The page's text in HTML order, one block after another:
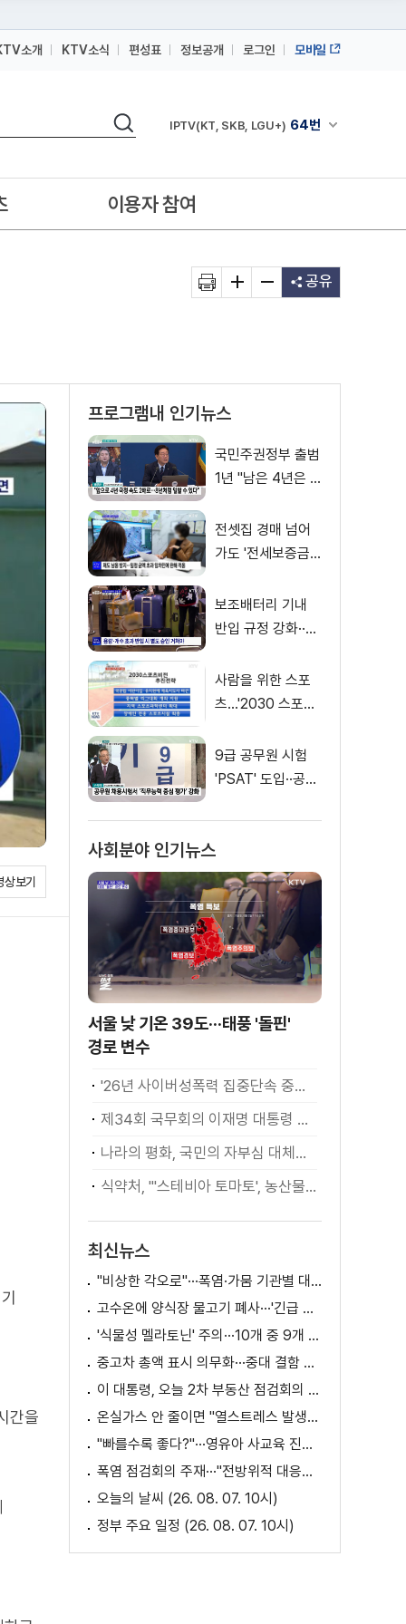
소개 KTV소식 편성표 정보공개 로그인 모바일
검색 채널안내 펼쳐
IPTV(KT, SKB, LGU+) 64번
IPTV(KT, SKB, LGU+)
이용자 참여
공유
보기
간을
프로그램내 인기뉴스
국민주권정부 출범
1년 "남은 4년은 8
전셋집 경매 넘어
가도 '전세보증금'
보조배터리 기내
반입 규정 강화··
사람을 위한 스포
츠…'2030 스포츠
9급 공무원 시험
'PSAT' 도입··공정
사회분야 인기뉴스
서울 낮 기온 39도···태풍 '돌핀'
경로 변수
'26년 사이버성폭력 집중단속 중간성과 발표···향후 추진계획은?
제34회 국무회의 이재명 대통령 모두발언
나라의 평화, 국민의 자부심 대체불가 대한민국 이재명 대통령 모두말씀
식약처, "'스테비아 토마토', 농산물 아닌 가공식품"
최신뉴스
"비상한 각오로"···폭염·가뭄 기관별 대책은?
고수온에 양식장 물고기 폐사···'긴급 방류' 지원
'식물성 멜라토닌' 주의···10개 중 9개 처방 용량 초과
중고차 총액 표시 의무화···중대 결함 시 '계약 해제'
이 대통령, 오늘 2차 부동산 점검회의 주재
온실가스 안 줄이면 "열스트레스 발생일 29배 증가"
"빠를수록 좋다?"···영유아 사교육 진실과 해법은?
폭염 점검회의 주재···"전방위적 대응체계 가동"
오늘의 날씨 (26. 08. 07. 10시)
정부 주요 일정 (26. 08. 07. 10시)